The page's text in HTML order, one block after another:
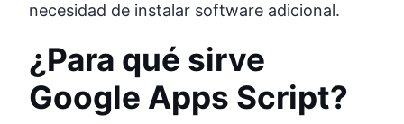
necesidad de instalar software adicional.
¿Para qué sirve
Google Apps Script?